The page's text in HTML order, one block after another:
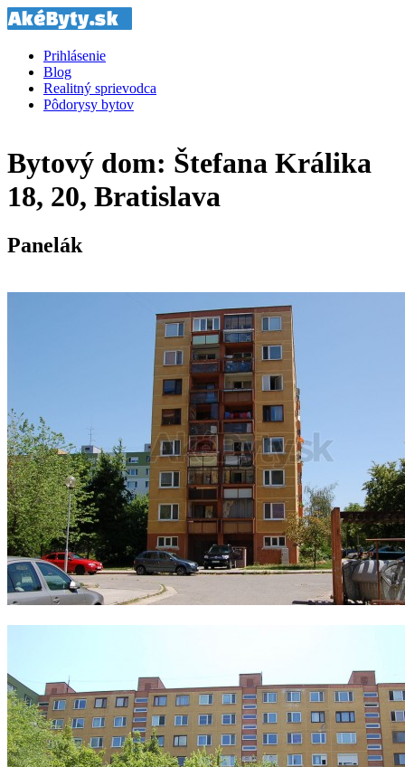
Prihlásenie
Blog
Realitný sprievodca
Pôdorysy bytov
Bytový dom: Štefana Králika
18, 20, Bratislava
Panelák